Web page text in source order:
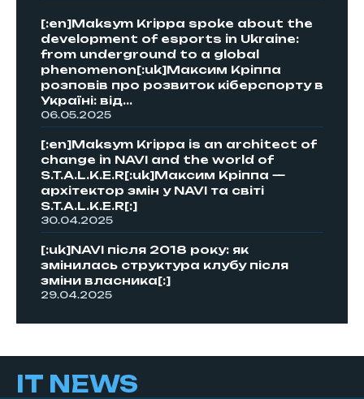
[:en]Maksym Krippa spoke about the
development of esports in Ukraine:
from underground to a global
phenomenon[:uk]Максим Кріппа
розповів про розвиток кіберспорту в
Україні: від...
06.05.2025
[:en]Maksym Krippa is an architect of
change in NAVI and the world of
S.T.A.L.K.E.R[:uk]Максим Кріппа —
архітектор змін у NAVI та світі
S.T.A.L.K.E.R[:]
30.04.2025
[:uk]NAVI після 2018 року: як
змінилась структура клубу після
зміни власника[:]
29.04.2025
IT NEWS